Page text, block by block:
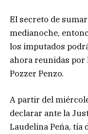
El secreto de
medianoche,
los imputados
ahora reunidas por
Pozzer Penzo.
A partir del
declarar ante la
Laudelina Peña, tía